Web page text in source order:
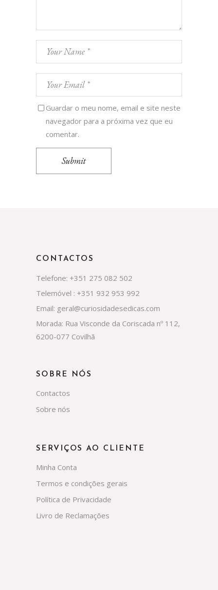
Guardar o meu nome, email e site neste
navegador para a próxima vez que eu
comentar.
Submit
CONTACTOS
Telefone: +351 275 082 502
Telemóvel : +351 932 953 992
Email: geral@curiosidadesedicas.com
Morada: Rua Visconde da Coriscada nº 112,
6200-077 Covilhã
SOBRE NÓS
Contactos
Sobre nós
SERVIÇOS AO CLIENTE
Minha Conta
Termos e condições gerais
Política de Privacidade
Livro de Reclamações